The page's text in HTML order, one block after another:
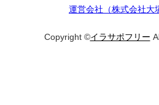
運営会社（株式会社大
Copyright ©イラサポフリー